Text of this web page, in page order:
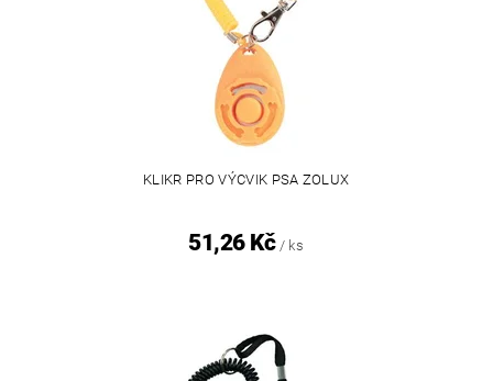
KLIKR PRO VÝCVIK PSA ZOLUX
51,26 Kč / ks